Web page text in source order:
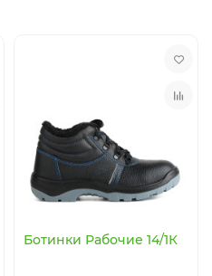
Ботинки Рабочие 14/1К